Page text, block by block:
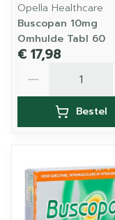
Opella Healthcare
Buscopan 10mg
Omhulde Tabl 60
€ 17,98
Bestel